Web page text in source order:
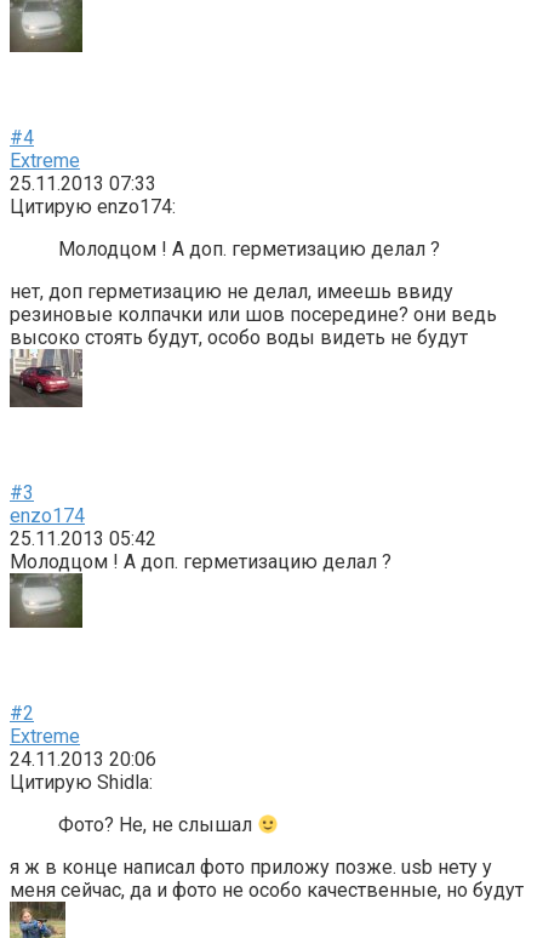
#4
Extreme
25.11.2013 07:33
Цитирую enzo174:
Молодцом ! А доп. герметизацию делал ?
нет, доп герметизацию не делал, имеешь ввиду
резиновые колпачки или шов посередине? они ведь
высоко стоять будут, особо воды видеть не будут
#3
enzo174
25.11.2013 05:42
Молодцом ! А доп. герметизацию делал ?
#2
Extreme
24.11.2013 20:06
Цитирую Shidla:
Фото? Не, не слышал
я ж в конце написал фото приложу позже. usb нету у
меня сейчас, да и фото не особо качественные, но будут